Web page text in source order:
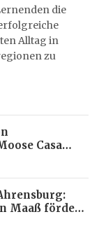
die
Alltag in
zu
Casa
|
Bildung
Maaß fördert